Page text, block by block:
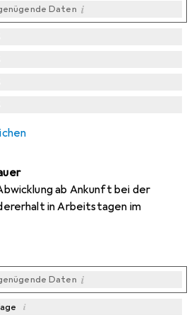
Daten i
ab Ankunft bei der
in Arbeitstagen im
Daten i
i